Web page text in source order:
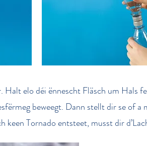
Halt elo déi ënnescht Fläsch um Hals
beweegt. Dann stellt dir se of a
Tornado entsteet, musst dir